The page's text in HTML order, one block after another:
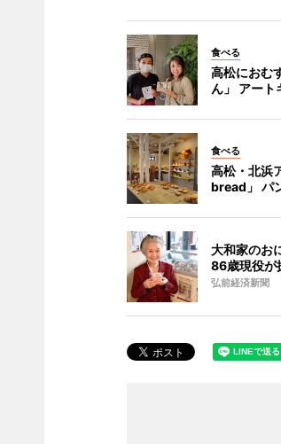
食べる
高松におむ
ん」 アート
食べる
高松・北浜
bread」 パ
大和家のお
86歳現役が
弘前経済新聞